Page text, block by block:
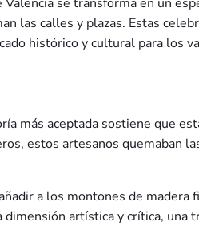
las calles y plazas. Estas
histórico y cultural para los
más aceptada sostiene que
estos artesanos quemaban
a los montones de madera
artística y crítica, una